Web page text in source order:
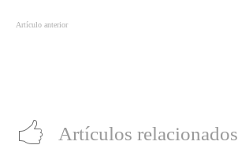
Artículo anterior
Artículos relacionados